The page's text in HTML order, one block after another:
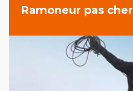
Ramoneur pas cher